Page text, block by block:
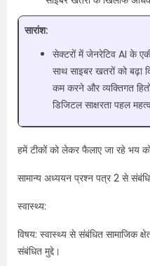
सारांश:
सेक्टरों में जेनरेटिव AI के
साथ साइबर खतरों को बढ़ा
कम करने और व्यक्तिगत
डिजिटल साक्षरता पहल
हमें टीकों को लेकर फैलाए जा रहे भय
सामान्य अध्ययन प्रश्न पत्र 2 से
स्वास्थ्य:
विषय: स्वास्थ्य से संबंधित सामाजिक
संबंधित मुद्दे।